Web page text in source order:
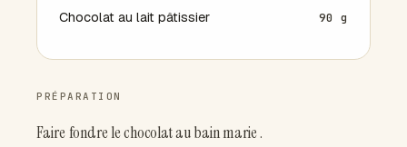
Chocolat au lait pâtissier 90 g
PRÉPARATION
Faire fondre le chocolat au bain marie .